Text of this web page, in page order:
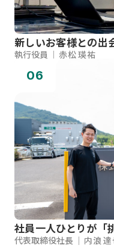
新しいお客様との出
執行役員 赤松 瑛祐
06
社員一人ひとりが「
代表取締役社長 内浪